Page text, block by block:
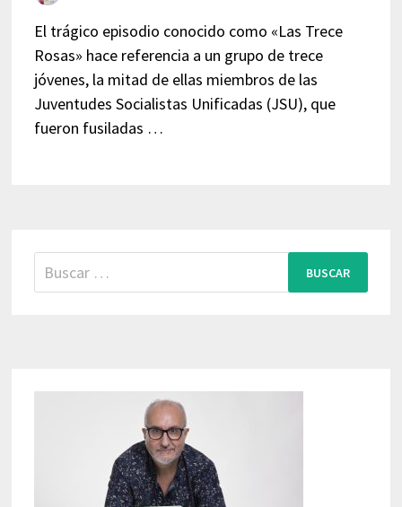
El trágico episodio conocido como «Las Trece
Rosas» hace referencia a un grupo de trece
jóvenes, la mitad de ellas miembros de las
Juventudes Socialistas Unificadas (JSU), que
fueron fusiladas …
Buscar: